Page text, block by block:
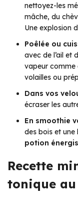
nettoyez-les
mâche, du
Une explosion
Poêlée ou
avec de l’ail et
vapeur comme
volailles ou
Dans vos
écraser les
En smoothie
des bois et une
potion
Recette
tonique